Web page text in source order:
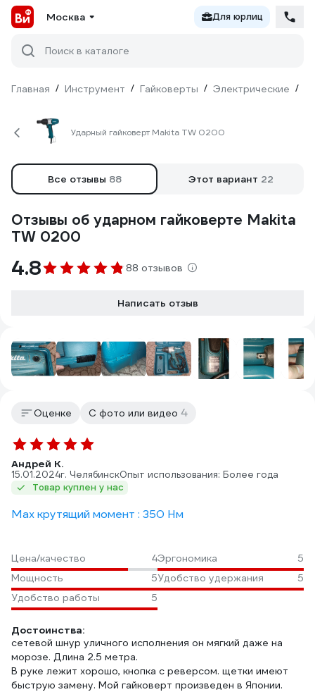
Москва Для юрлиц
Поиск в каталоге
Главная / Инструмент / Гайковерты / Электрические /
Ударный гайковерт Makita TW 0200
Все отзывы 88 Этот вариант 22
Отзывы об ударном гайковерте Makita
TW 0200
4.8 88 отзывов
Написать отзыв
Оценке С фото или видео 4
Андрей К.
15.01.2024г. ЧелябинскОпыт использования: Более года
Товар куплен у нас
Max крутящий момент : 350 Нм
Цена/качество 4Эргономика
5
Мощность
5Удобство удержания
5
Удобство работы
5
Достоинства:
сетевой шнур уличного исполнения он мягкий даже на
морозе. Длина 2.5 метра.
В руке лежит хорошо, кнопка с реверсом. щетки имеют
быструю замену. Мой гайковерт произведен в Японии.